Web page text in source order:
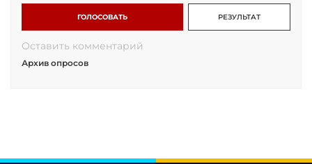
ГОЛОСОВАТЬ РЕЗУЛЬТАТ
Оставить комментарий
Архив опросов